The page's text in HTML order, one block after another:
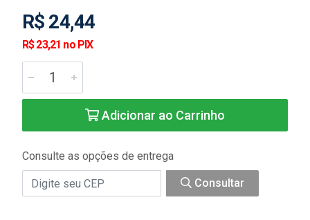
R$ 24,44
R$ 23,21 no PIX
Adicionar ao Carrinho
Consulte as opções de entrega
Consultar